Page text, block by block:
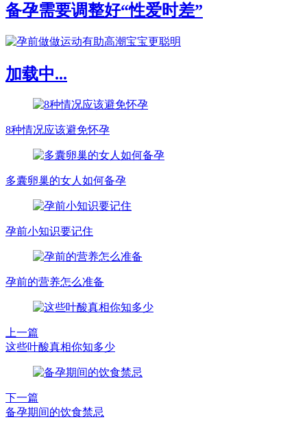
备孕需要调整好“性爱时差”
加载中...
8种情况应该避免怀孕
多囊卵巢的女人如何备孕
孕前小知识要记住
孕前的营养怎么准备
上一篇
这些叶酸真相你知多少
下一篇
备孕期间的饮食禁忌